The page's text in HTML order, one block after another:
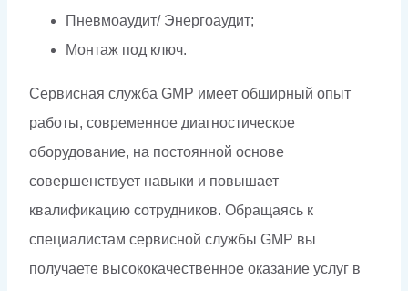
Пневмоаудит/ Энергоаудит;
Монтаж под ключ.
Сервисная служба GMP имеет обширный опыт
работы, современное диагностическое
оборудование, на постоянной основе
совершенствует навыки и повышает
квалификацию сотрудников. Обращаясь к
специалистам сервисной службы GMP вы
получаете высококачественное оказание услуг в